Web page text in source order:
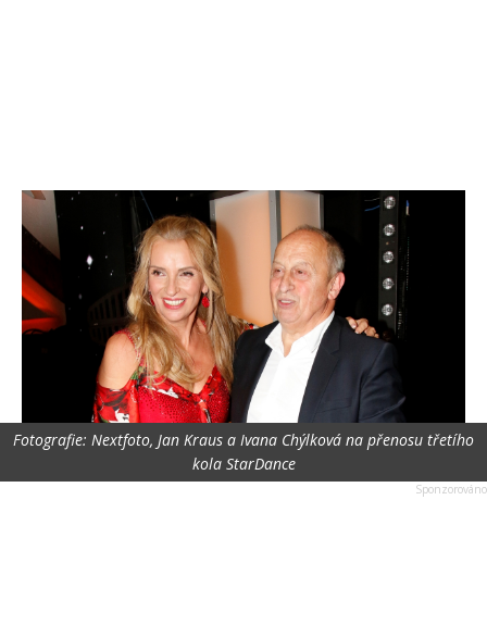
Fotografie: Nextfoto, Jan Kraus a Ivana Chýlková na přenosu třetího
kola StarDance